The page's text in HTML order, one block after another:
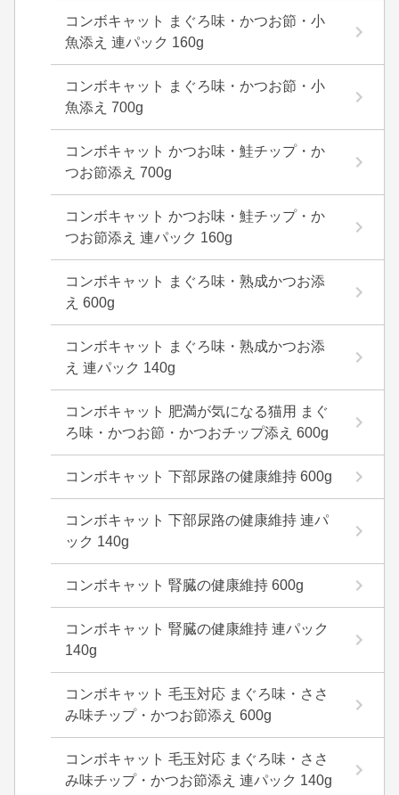
コンボキャット まぐろ味・かつお節・小
魚添え 連パック 160g
コンボキャット まぐろ味・かつお節・小
魚添え 700g
コンボキャット かつお味・鮭チップ・か
つお節添え 700g
コンボキャット かつお味・鮭チップ・か
つお節添え 連パック 160g
コンボキャット まぐろ味・熟成かつお添
え 600g
コンボキャット まぐろ味・熟成かつお添
え 連パック 140g
コンボキャット 肥満が気になる猫用 まぐ
ろ味・かつお節・かつおチップ添え 600g
コンボキャット 下部尿路の健康維持 600g
コンボキャット 下部尿路の健康維持 連パ
ック 140g
コンボキャット 腎臓の健康維持 600g
コンボキャット 腎臓の健康維持 連パック
140g
コンボキャット 毛玉対応 まぐろ味・ささ
み味チップ・かつお節添え 600g
コンボキャット 毛玉対応 まぐろ味・ささ
み味チップ・かつお節添え 連パック 140g